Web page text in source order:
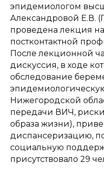
эпидемиологом
Александровой Е.В.
проведена лекция
постконтактной
После лекционной
дискуссия, в ходе
обследование
Нижегородской
передачи ВИЧ,
образа жизни),
диспансеризацию,
социальную
присутствовало 29